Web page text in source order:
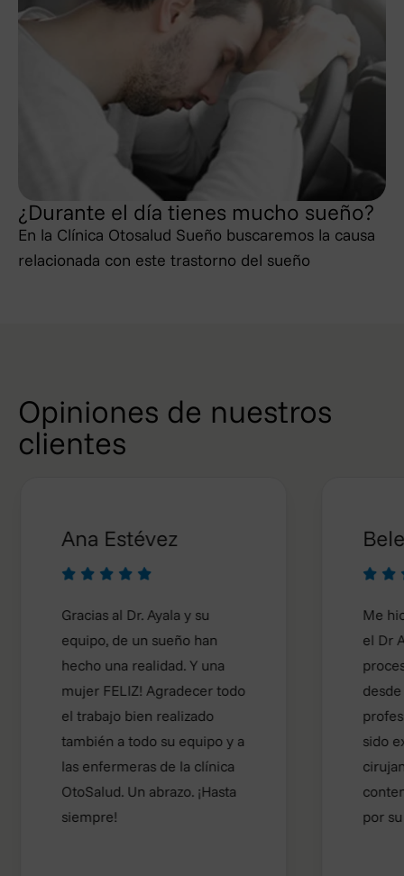
¿Durante el día tienes mucho sueño?
En la Clínica Otosalud Sueño buscaremos la causa
relacionada con este trastorno del sueño
Opiniones de nuestros
clientes
Ana Estévez
  
Gracias al Dr. Ayala y su
equipo, de un sueño han
hecho una realidad. Y una
mujer FELIZ! Agradecer todo
el trabajo bien realizado
también a todo su equipo y a
las enfermeras de la clínica
OtoSalud. Un abrazo. ¡Hasta
siempre!
Belenbb
 
Me hice una
el Dr Ayala
proceso me
desde un
profesional
sido
cirujano.
contenta y
por su trato